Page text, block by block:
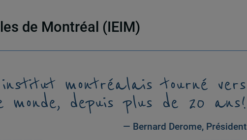
de Montréal (IEIM)
montréalais tourné vers
monde, depuis plus de 20 ans!
— Bernard Derome, Président